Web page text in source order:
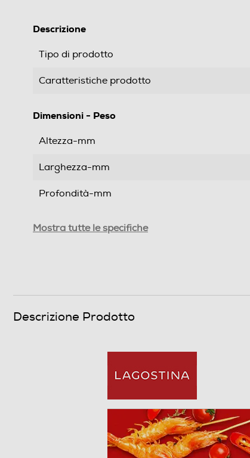
Descrizione
Tipo di prodotto
Caratteristiche prodotto
Dimensioni - Peso
Altezza-mm
Larghezza-mm
Profondità-mm
Mostra tutte le specifiche
Descrizione Prodotto